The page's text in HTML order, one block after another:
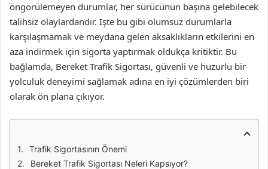
öngörülemeyen durumlar, her sürücünün başına gelebilecek
talihsiz olaylardandır. İşte bu gibi olumsuz durumlarla
karşılaşmamak ve meydana gelen aksaklıkların etkilerini en
aza indirmek için sigorta yaptırmak oldukça kritiktir. Bu
bağlamda, Bereket Trafik Sigortası, güvenli ve huzurlu bir
yolculuk deneyimi sağlamak adına en iyi çözümlerden biri
olarak ön plana çıkıyor.
Trafik Sigortasının Önemi
Bereket Trafik Sigortası Neleri Kapsıyor?